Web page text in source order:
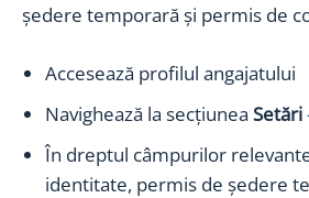
ședere temporară și permis de
Accesează profilul angajatului
Navighează la secțiunea Setări
În dreptul câmpurilor
identitate, permis de ședere